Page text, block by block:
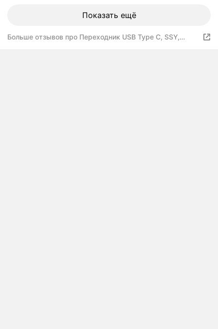
Показать ещё
Больше отзывов про Переходник USB Type C, SSY,